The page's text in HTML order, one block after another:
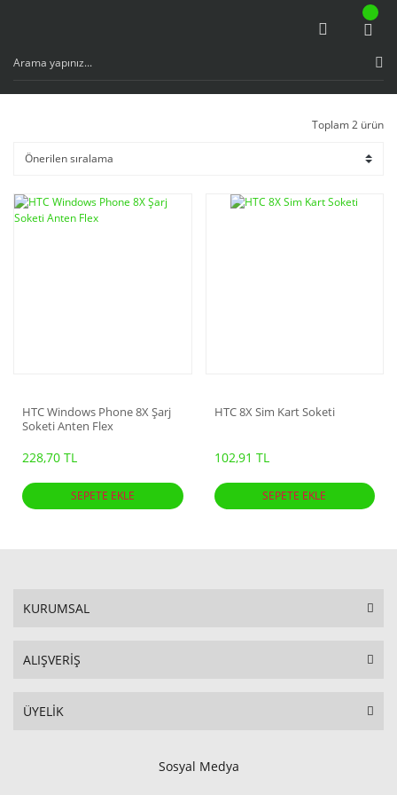
Toplam 2 ürün
HTC Windows Phone 8X Şarj
Soketi Anten Flex
228,70 TL
SEPETE EKLE
HTC 8X Sim Kart Soketi
102,91 TL
SEPETE EKLE
KURUMSAL
ALIŞVERİŞ
ÜYELİK
Sosyal Medya